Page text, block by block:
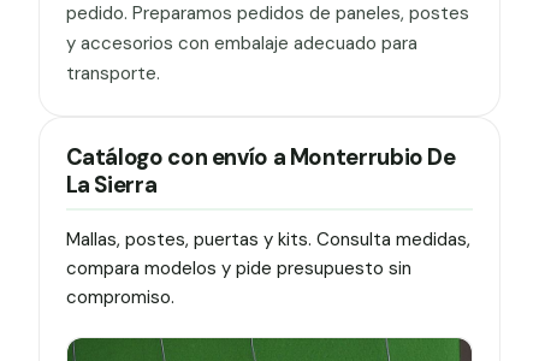
pedido. Preparamos pedidos de paneles, postes
y accesorios con embalaje adecuado para
transporte.
Catálogo con envío a Monterrubio De
La Sierra
Mallas, postes, puertas y kits. Consulta medidas,
compara modelos y pide presupuesto sin
compromiso.